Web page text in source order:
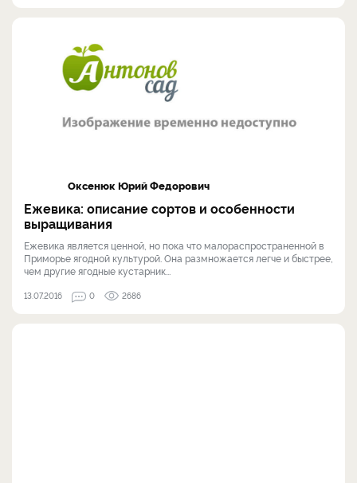
Оксенюк Юрий Федорович
Ежевика: описание сортов и особенности
выращивания
Ежевика является ценной, но пока что малораспространенной в
Приморье ягодной культурой. Она размножается легче и быстрее,
чем другие ягодные кустарник...
13.07.2016 0 2686